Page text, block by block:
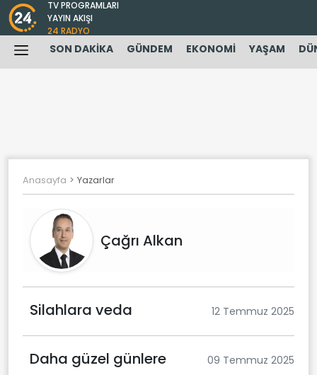
TV PROGRAMLARI
YAYIN AKIŞI
24 RADYO
SON DAKİKA GÜNDEM EKONOMİ YAŞAM
Anasayfa Yazarlar
Çağrı Alkan
Silahlara veda 12 Temmuz 2025
Daha güzel günlere 09 Temmuz 2025